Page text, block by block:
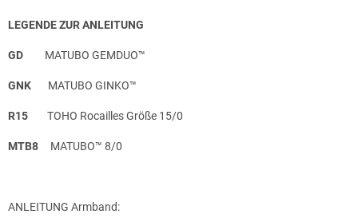
LEGENDE ZUR ANLEITUNG
GD MATUBO GEMDUO™
GNK MATUBO GINKO™
R15 TOHO Rocailles Größe 15/0
MTB8 MATUBO™ 8/0
ANLEITUNG Armband: